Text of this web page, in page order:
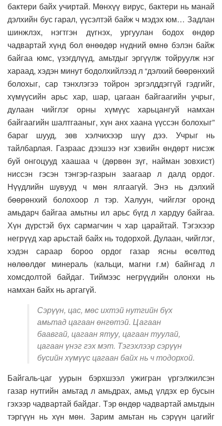
бактери байх учиртай. Мөнхүү вирус, бактери нь манай
дэлхийн бус гарал, үүсэлтэй байж ч мэдэх юм… Задлан
шинжлэх, нэгтгэн дүгнэх, ургуулан бодох өндөр
чадвартай хүнд бол өнөөдөр нүдний өмнө бэлэн байж
байгаа юмс, үзэгдлүүд, амьтдыг эргүүлж тойруулж нэг
хараад, хэдэн минут бодолхийлээд л “дэлхий бөөрөнхий
болохыг, сар тэнхлэгээ тойрон эргэлддэггүй гэдгийг,
хүмүүсийн арьс хар, шар, цагаан байгаагийн учрыг,
дулаан чийглэг орны хүмүүс харьцангуй намхан
байгаагийн шалтгааныг, хүн анх хаана үүссэн болохыг”
бараг шууд, зөв хэлчихээр шүү дээ. Учрыг нь
тайлбарлая. Газраас дээшээ нэг хэвийн өндөрт нисэж
буй онгоцууд хаашаа ч (дөрвөн зүг, найман зовхист)
ниссэн гэсэн тэнгэр-газрын заагаар л далд ордог.
Нүүдлийн шувууд ч мөн ялгаагүй. Энэ нь дэлхий
бөөрөнхий болохоор л тэр. Халуун, чийглэг оронд
амьдарч байгаа амьтны ил арьс бүгд л хардуу байгаа.
Хүн дүрстэй бүх сармагчин ч хар царайтай. Тэгэхээр
негрүүд хар арьстай байх нь тодорхой. Дулаан, чийглэг,
хэдэн сараар бороо ордог газар ясны өсөлтөд
нөлөөлдөг минераль (кальци, магни г.м) байнгад л
хомсдолтой байдаг. Тиймээс негрүүдийн олонхи нь
намхан байх нь аргагүй.
Сэрүүн, цас, мөс ихтэй нутгийн бүх
амьтад цагаан өнгөтэй. Цагаан
баавгай, цагаан ятуу, цагаан туулай,
цагаан үнэг гэх мэт. Тэгэхлээр сэрүүн
бүсийн хүмүүс цагаан байх нь ч тодорхой.
Байгаль-цаг уурын бэрхшээл ужигран үргэлжилсэн
газар нутгийн амьтад л амьдрах, амьд үлдэх ер бусын
гэхээр чадвартай байдаг. Тэр өндөр чадвартай амьтдын
тэргүүн нь хүн мөн. Зарим амьтан нь сэрүүн цагийг